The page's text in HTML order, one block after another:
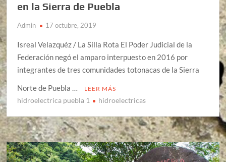
en la Sierra de Puebla
Admin 17 octubre, 2019
Isreal Velazquéz / La Silla Rota El Poder Judicial de la
Federación negó el amparo interpuesto en 2016 por
integrantes de tres comunidades totonacas de la Sierra
Norte de Puebla …
LEER MÁS
hidroelectrica puebla 1 hidroelectricas